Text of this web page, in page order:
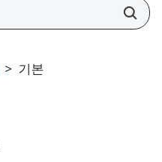
> 기본